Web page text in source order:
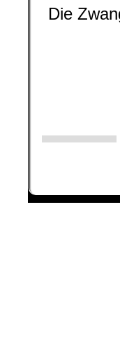
Die